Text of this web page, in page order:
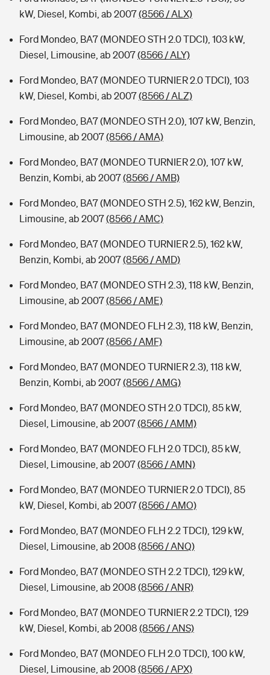
kW, Diesel, Kombi, ab 2007(8566 / ALX)
Ford Mondeo, BA7 (MONDEO STH 2.0 TDCI), 103 kW,
Diesel, Limousine, ab 2007(8566 / ALY)
Ford Mondeo, BA7 (MONDEO TURNIER 2.0 TDCI), 103
kW, Diesel, Kombi, ab 2007(8566 / ALZ)
Ford Mondeo, BA7 (MONDEO STH 2.0), 107 kW, Benzin,
Limousine, ab 2007(8566 / AMA)
Ford Mondeo, BA7 (MONDEO TURNIER 2.0), 107 kW,
Benzin, Kombi, ab 2007(8566 / AMB)
Ford Mondeo, BA7 (MONDEO STH 2.5), 162 kW, Benzin,
Limousine, ab 2007(8566 / AMC)
Ford Mondeo, BA7 (MONDEO TURNIER 2.5), 162 kW,
Benzin, Kombi, ab 2007(8566 / AMD)
Ford Mondeo, BA7 (MONDEO STH 2.3), 118 kW, Benzin,
Limousine, ab 2007(8566 / AME)
Ford Mondeo, BA7 (MONDEO FLH 2.3), 118 kW, Benzin,
Limousine, ab 2007(8566 / AMF)
Ford Mondeo, BA7 (MONDEO TURNIER 2.3), 118 kW,
Benzin, Kombi, ab 2007(8566 / AMG)
Ford Mondeo, BA7 (MONDEO STH 2.0 TDCI), 85 kW,
Diesel, Limousine, ab 2007(8566 / AMM)
Ford Mondeo, BA7 (MONDEO FLH 2.0 TDCI), 85 kW,
Diesel, Limousine, ab 2007(8566 / AMN)
Ford Mondeo, BA7 (MONDEO TURNIER 2.0 TDCI), 85
kW, Diesel, Kombi, ab 2007(8566 / AMO)
Ford Mondeo, BA7 (MONDEO FLH 2.2 TDCI), 129 kW,
Diesel, Limousine, ab 2008 (8566 / ANQ)
Ford Mondeo, BA7 (MONDEO STH 2.2 TDCI), 129 kW,
Diesel, Limousine, ab 2008 (8566 / ANR)
Ford Mondeo, BA7 (MONDEO TURNIER 2.2 TDCI), 129
kW, Diesel, Kombi, ab 2008 (8566 / ANS)
Ford Mondeo, BA7 (MONDEO FLH 2.0 TDCI), 100 kW,
Diesel, Limousine, ab 2008 (8566 / APX)